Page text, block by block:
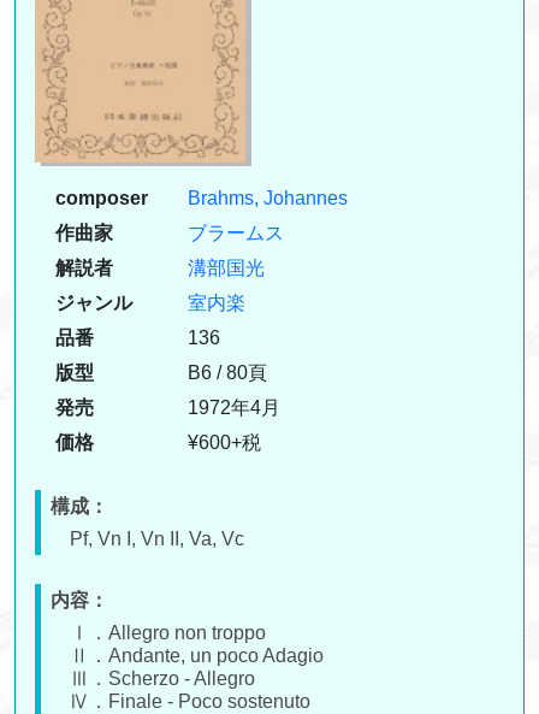
composer
Brahms, Johannes
作曲家
ブラームス
解説者
溝部国光
ジャンル
室内楽
品番
136
版型
B6 / 80頁
発売
1972年4月
価格
¥600+税
構成：
Pf, Vn I, Vn II, Va, Vc
内容：
Ⅰ．Allegro non troppo
Ⅱ．Andante, un poco Adagio
Ⅲ．Scherzo - Allegro
Ⅳ．Finale - Poco sostenuto